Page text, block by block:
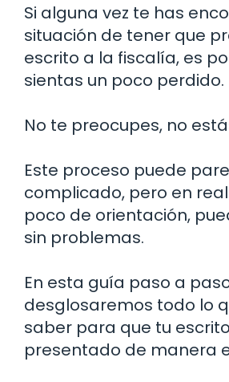
Si alguna vez te has
situación de tener que
escrito a la fiscalía, es
sientas un poco perdido.
No te preocupes, no
Este proceso puede
complicado, pero en
poco de orientación,
sin problemas.
En esta guía paso a
desglosaremos todo lo
saber para que tu
presentado de manera